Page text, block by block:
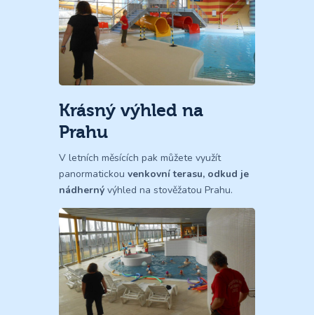
Krásný výhled na
Prahu
V letních měsících pak můžete využít
panormatickou venkovní terasu, odkud je
nádherný výhled na stověžatou Prahu.